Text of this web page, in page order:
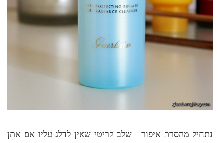
נתחיל מהסרת איפור - שלב קריטי שאין לדלג עליו אם אתן